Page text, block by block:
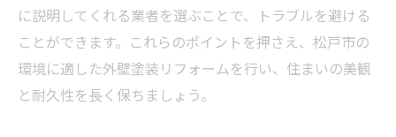
に説明してくれる業者を選ぶことで、トラブルを避ける
ことができます。これらのポイントを押さえ、松戸市の
環境に適した外壁塗装リフォームを行い、住まいの美観
と耐久性を長く保ちましょう。